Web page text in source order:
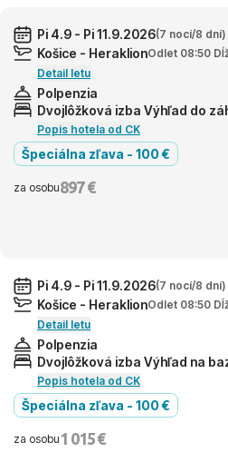
Pi 4.9 - Pi 11.9.2026(7 nocí/8 dní)
Košice - HeraklionOdlet 08:50
Detail letu
Polpenzia
Dvojlôžková izba Výhľad do
Popis hotela od CK
Špeciálna zľava - 100 €
za osobu897 €
Pi 4.9 - Pi 11.9.2026(7 nocí/8 dní)
Košice - HeraklionOdlet 08:50
Detail letu
Polpenzia
Dvojlôžková izba Výhľad na
Popis hotela od CK
Špeciálna zľava - 100 €
za osobu 1 015 €